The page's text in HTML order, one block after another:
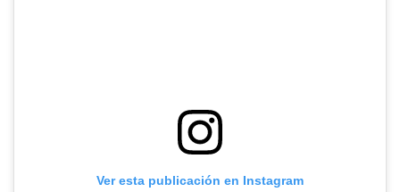
Ver esta publicación en Instagram